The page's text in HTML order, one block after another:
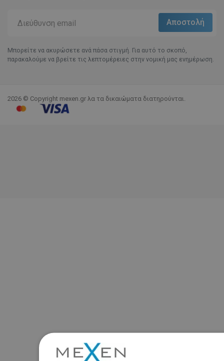
Μπορείτε να ακυρώσετε ανά πάσα στιγμή. Για αυτό το σκοπό,
παρακαλούμε να βρείτε τις λεπτομέρειες στην νομική μας ενημέρωση.
2026 © Copyright mexen.gr λα τα δικαιώματα διατηρούνται.